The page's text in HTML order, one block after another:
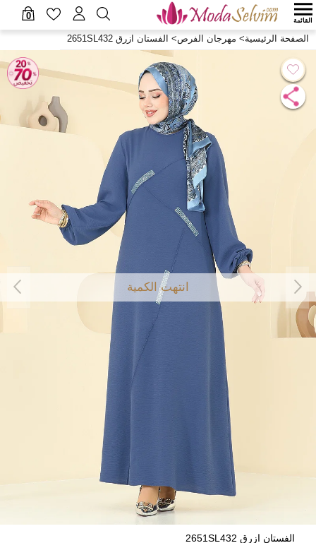
0 القائمة
الصفحة الرئيسية> مهرجان الفرص> الفستان ازرق 2651SL432
انتهت الكمية
الفستان ازرق 2651SL432